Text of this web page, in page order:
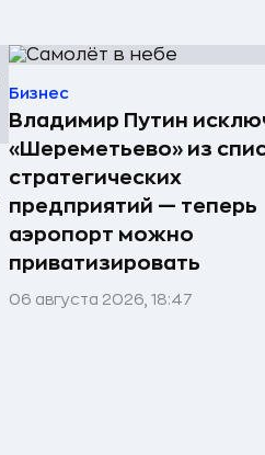
Бизнес
Владимир Путин
«Шереметьево» из
стратегических
предприятий — теперь
аэропорт можно
приватизировать
06 августа 2026, 18:47